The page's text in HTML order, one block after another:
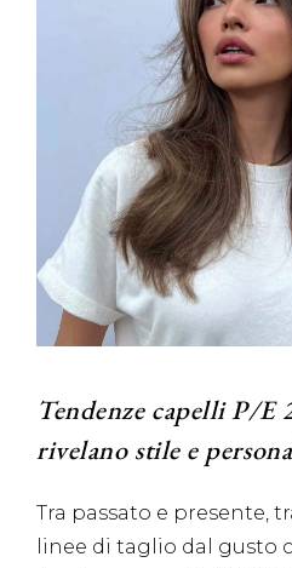
Tendenze capelli P/E
rivelano stile e
Tra passato e presente,
linee di taglio dal gusto